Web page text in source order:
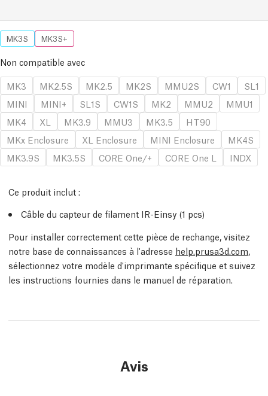
MK3S MK3S+
Non compatible avec
MK3
MK2.5S MK2.5 MK2S MMU2S CW1
SL1
MINI
MINI+ SL1S CW1S MK2 MMU2
MMU1
MK4
XL MK3.9 MMU3 MK3.5
HT90
MKx Enclosure
XL Enclosure MINI Enclosure
MK4S
MK3.9S
MK3.5S CORE One/+ CORE One L INDX
Ce produit inclut :
Câble du capteur de filament IR-Einsy (1 pcs)
Pour installer correctement cette pièce de rechange, visitez
notre base de connaissances à l'adresse help.prusa3d.com,
sélectionnez votre modèle d'imprimante spécifique et suivez
les instructions fournies dans le manuel de réparation.
Avis